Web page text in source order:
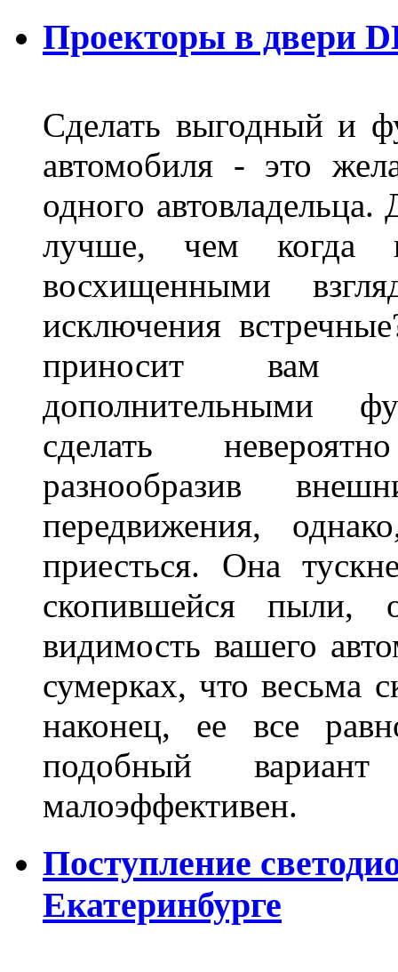
Проекторы в двери
Сделать выгодный и
автомобиля - это
одного
лучше, чем когда
восхищенными
исключения
приносит вам
дополнительными
сделать
разнообразив
передвижения,
приесться. Она
скопившейся пыли,
видимость вашего
сумерках, что весьма
наконец, ее все
подобный
малоэффективен.
Поступление
Екатеринбурге